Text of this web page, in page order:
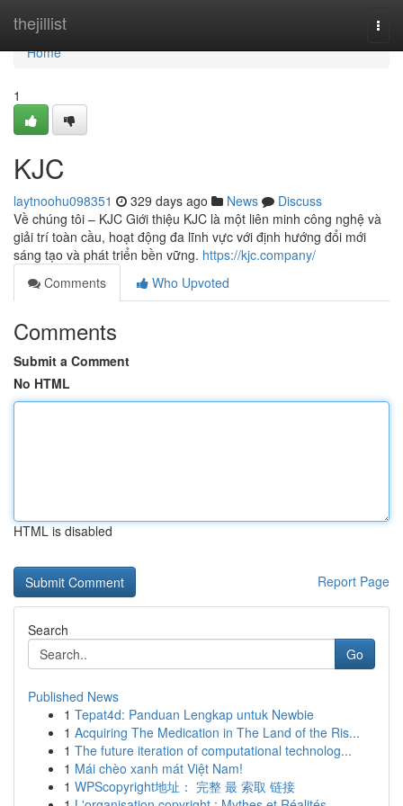
thejillist
Home
Home
1
KJC
laytnoohu098351 329 days ago News
Discuss
Về chúng tôi – KJC Giới thiệu KJC là một liên minh công nghệ và
giải trí toàn cầu, hoạt động đa lĩnh vực với định hướng đổi mới
sáng tạo và phát triển bền vững. https://kjc.company/
Comments
Who Upvoted
Comments
Submit a Comment
No HTML
HTML is disabled
Report Page
Search
Go
Published News
1 Tepat4d: Panduan Lengkap untuk Newbie
1 Acquiring The Medication in The Land of the Ris...
1 The future iteration of computational technolog...
1 Mái chèo xanh mát Việt Nam!
1 WPScopyright地址： 完整 最 索取 链接